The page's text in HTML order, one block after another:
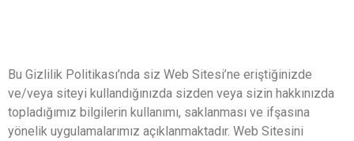
Bu Gizlilik Politikası’nda siz Web Sitesi’ne eriştiğinizde
ve/veya siteyi kullandığınızda sizden veya sizin hakkınızda
topladığımız bilgilerin kullanımı, saklanması ve ifşasına
yönelik uygulamalarımız açıklanmaktadır. Web Sitesini